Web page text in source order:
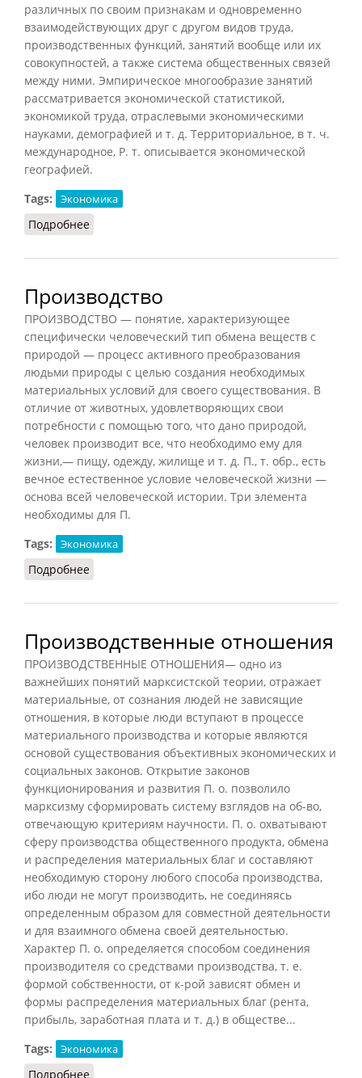
различных по своим признакам и одновременно
взаимодействующих друг с другом видов труда,
производственных функций, занятий вообще или их
совокупностей, а также система общественных связей
между ними. Эмпирическое многообразие занятий
рассматривается экономической статистикой,
экономикой труда, отраслевыми экономическими
науками, демографией и т. д. Территориальное, в т. ч.
международное, Р. т. описывается экономической
географией.
Tags:
Экономика
Подробнее
Производство
ПРОИЗВОДСТВО — понятие, характеризующее
специфически человеческий тип обмена веществ с
природой — процесс активного преобразования
людьми природы с целью создания необходимых
материальных условий для своего существования. В
отличие от животных, удовлетворяющих свои
потребности с помощью того, что дано природой,
человек производит все, что необходимо ему для
жизни,— пищу, одежду, жилище и т. д. П., т. обр., есть
вечное естественное условие человеческой жизни —
основа всей человеческой истории. Три элемента
необходимы для П.
Tags:
Экономика
Подробнее
Производственные отношения
ПРОИЗВОДСТВЕННЫЕ ОТНОШЕНИЯ— одно из
важнейших понятий марксистской теории, отражает
материальные, от сознания людей не зависящие
отношения, в которые люди вступают в процессе
материального производства и которые являются
основой существования объективных экономических и
социальных законов. Открытие законов
функционирования и развития П. о. позволило
марксизму сформировать систему взглядов на об-во,
отвечающую критериям научности. П. о. охватывают
сферу производства общественного продукта, обмена
и распределения материальных благ и составляют
необходимую сторону любого способа производства,
ибо люди не могут производить, не соединяясь
определенным образом для совместной деятельности
и для взаимного обмена своей деятельностью.
Характер П. о. определяется способом соединения
производителя со средствами производства, т. е.
формой собственности, от к-рой зависят обмен и
формы распределения материальных благ (рента,
прибыль, заработная плата и т. д.) в обществе...
Tags:
Экономика
Подробнее